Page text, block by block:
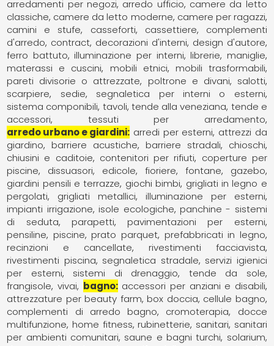
arredamenti per negozi arredo ufficio camere da letto
classiche camere da letto moderne camere per ragazzi
camini e stufe
casseforti cassettiere
complementi
d'arredo contract decorazioni d'interni design d'autore
ferro battuto illuminazione per interni librerie maniglie
materassi e cuscini
mobili etnici
mobili trasformabili
pareti divisorie o attrezzate poltrone e divani
salotti
scarpiere
sedie
segnaletica per interni o esterni
sistema componibili tavoli tende alla veneziana tende e
accessori
tessuti per arredamento
arredo urbano e giardini arredi per esterni attrezzi da
giardino
barriere acustiche barriere stradali
chioschi
chiusini e caditoie
contenitori per rifiuti
coperture per
piscine
dissuasori edicole fioriere fontane
gazebo
giardini pensili e terrazze giochi bimbi grigliati in legno e
pergolati
grigliati metallici
illuminazione per esterni
impianti irrigazione isole ecologiche panchine - sistemi
di seduta
parapetti
pavimentazioni per esterni
pensiline piscine prato parquet prefabbricati in legno
recinzioni e cancellate
rivestimenti facciavista
rivestimenti piscina segnaletica stradale servizi igienici
per esterni
sistemi di drenaggio
tende da sole,
frangisole vivai bagno accessori per anziani e disabili
attrezzature per beauty farm box doccia cellule bagno
complementi di arredo bagno
cromoterapia
docce
multifunzione home fitness rubinetterie sanitari sanitari
per ambienti comunitari saune e bagni turchi solarium,